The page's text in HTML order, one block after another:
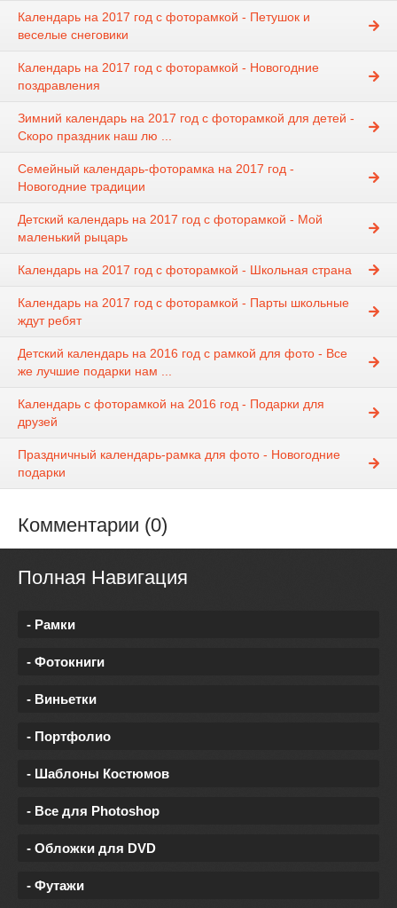
Календарь на 2017 год с фоторамкой - Петушок и
веселые снеговики
Календарь на 2017 год с фоторамкой - Новогодние
поздравления
Зимний календарь на 2017 год с фоторамкой для детей -
Скоро праздник наш лю ...
Семейный календарь-фоторамка на 2017 год -
Новогодние традиции
Детский календарь на 2017 год с фоторамкой - Мой
маленький рыцарь
Календарь на 2017 год с фоторамкой - Школьная страна
Календарь на 2017 год с фоторамкой - Парты школьные
ждут ребят
Детский календарь на 2016 год с рамкой для фото - Все
же лучшие подарки нам ...
Календарь с фоторамкой на 2016 год - Подарки для
друзей
Праздничный календарь-рамка для фото - Новогодние
подарки
Комментарии (0)
Полная Навигация
- Рамки
- Фотокниги
- Виньетки
- Портфолио
- Шаблоны Костюмов
- Все для Photoshop
- Обложки для DVD
- Футажи